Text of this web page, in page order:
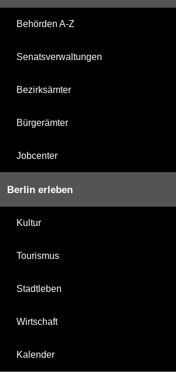
Behörden A-Z
Senatsverwaltungen
Bezirksämter
Bürgerämter
Jobcenter
Berlin erleben
Kultur
Tourismus
Stadtleben
Wirtschaft
Kalender